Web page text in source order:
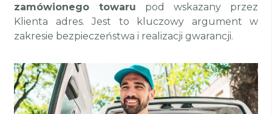
zamówionego towaru pod wskazany przez
Klienta adres. Jest to kluczowy argument w
zakresie bezpieczeństwa i realizacji gwarancji.